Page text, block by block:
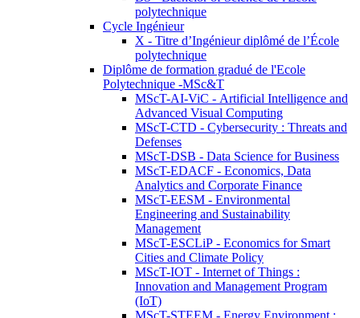
polytechnique
Cycle Ingénieur
X - Titre d’Ingénieur diplômé de l’École
polytechnique
Diplôme de formation gradué de l'Ecole
Polytechnique -MSc&T
MScT-AI-ViC - Artificial Intelligence and
Advanced Visual Computing
MScT-CTD - Cybersecurity : Threats and
Defenses
MScT-DSB - Data Science for Business
MScT-EDACF - Economics, Data
Analytics and Corporate Finance
MScT-EESM - Environmental
Engineering and Sustainability
Management
MScT-ESCLiP - Economics for Smart
Cities and Climate Policy
MScT-IOT - Internet of Things :
Innovation and Management Program
(IoT)
MScT-STEEM - Energy Environment :